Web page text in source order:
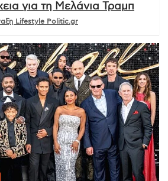
για τη Μελάνια Τραμπ
Lifestyle Politic.gr